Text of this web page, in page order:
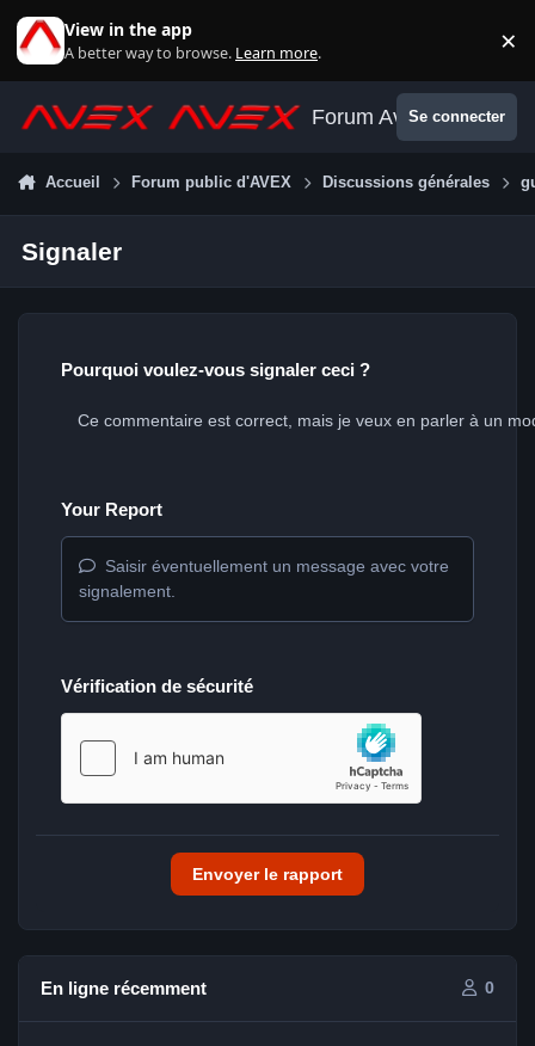
View in the app
A better way to browse. Learn more. ×
Forum AvexSe connecter
Accueil Forum public d'AVEX Discussions générales
Signaler
Pourquoi voulez-vous signaler ceci ?
Your Report
Saisir éventuellement un message avec votre
signalement.
Vérification de sécurité
Envoyer le rapport
En ligne récemment 0